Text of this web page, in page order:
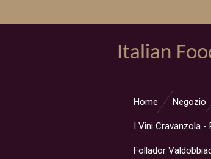
Italian
Home Negozio
I Vini Cravanzola -
Follador